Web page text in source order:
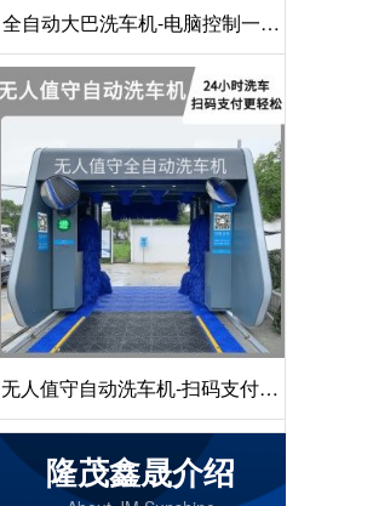
全自动大巴洗车机-电脑控制一键
启动清洗[隆茂鑫晟]
无人值守自动洗车机-扫码支付24
小时不停机洗车[隆茂鑫晟]
隆茂鑫晟介绍